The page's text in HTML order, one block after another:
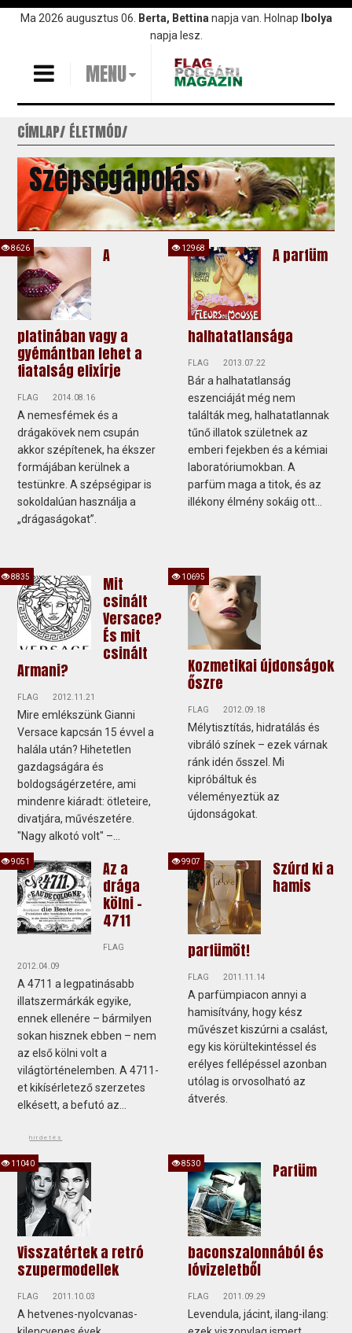
UgrásMa 2026 augusztus 06. Berta, Bettina napja van. Holnap
Ibolya
napja lesz.
MENU
CÍMLAP ÉLETMÓD
Szépségápolás
A
platinában vagy a
gyémántban lehet a
fiatalság elixírje
FLAG 2014.08.16
A nemesfémek és a
drágakövek nem csupán
akkor szépítenek, ha ékszer
formájában kerülnek a
testünkre. A szépségipar is
sokoldalúan használja a
„drágaságokat”.
8626 A parfüm
halhatatlansága
FLAG 2013.07.22
Bár a halhatatlanság
eszenciáját még nem
találták meg, halhatatlannak
tűnő illatok születnek az
emberi fejekben és a kémiai
laboratóriumokban. A
parfüm maga a titok, és az
illékony élmény sokáig ott...
12968
Mit
csinált
Versace?
És mit
csinált
Armani?
FLAG 2012.11.21
Mire emlékszünk Gianni
Versace kapcsán 15 évvel a
halála után? Hihetetlen
gazdagságára és
boldogságérzetére, ami
mindenre kiáradt: ötleteire,
divatjára, művészetére.
"Nagy alkotó volt" –...
8835
Kozmetikai újdonságok
őszre
FLAG 2012.09.18
Mélytisztítás, hidratálás és
vibráló színek – ezek várnak
ránk idén ősszel. Mi
kipróbáltuk és
véleményeztük az
újdonságokat.
10695
Az a
drága
kölni –
4711
FLAG
2012.04.09
A 4711 a legpatinásabb
illatszermárkák egyike,
ennek ellenére – bármilyen
sokan hisznek ebben – nem
az első kölni volt a
világtörténelemben. A 4711-
et kikísérletező szerzetes
elkésett, a befutó az...
9051
Szúrd ki a
hamis
parfümöt!
FLAG 2011.11.14
A parfümpiacon annyi a
hamisítvány, hogy kész
művészet kiszúrni a csalást,
egy kis körültekintéssel és
erélyes fellépéssel azonban
utólag is orvosolható az
átverés.
9907
hirdetés
Visszatértek a retró
szupermodellek
FLAG 2011.10.03
A hetvenes-nyolcvanas-
11040 Parfüm
baconszalonnából és
lóvizeletből
FLAG 2011.09.29
Levendula, jácint, ilang-ilang:
8530